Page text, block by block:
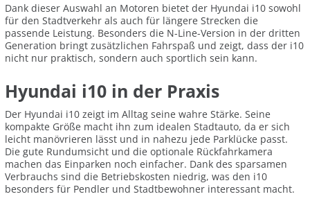
Dank dieser Auswahl an Motoren bietet der Hyundai i10 sowohl
für den Stadtverkehr als auch für längere Strecken die
passende Leistung. Besonders die N-Line-Version in der dritten
Generation bringt zusätzlichen Fahrspaß und zeigt, dass der i10
nicht nur praktisch, sondern auch sportlich sein kann.
Hyundai i10 in der Praxis
Der Hyundai i10 zeigt im Alltag seine wahre Stärke. Seine
kompakte Größe macht ihn zum idealen Stadtauto, da er sich
leicht manövrieren lässt und in nahezu jede Parklücke passt.
Die gute Rundumsicht und die optionale Rückfahrkamera
machen das Einparken noch einfacher. Dank des sparsamen
Verbrauchs sind die Betriebskosten niedrig, was den i10
besonders für Pendler und Stadtbewohner interessant macht.